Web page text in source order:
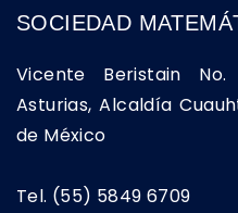
SOCIEDAD
Vicente Beristain
Asturias, Alcaldía
de México
Tel. (55) 5849 6709